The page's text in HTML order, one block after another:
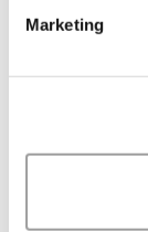
Marketing